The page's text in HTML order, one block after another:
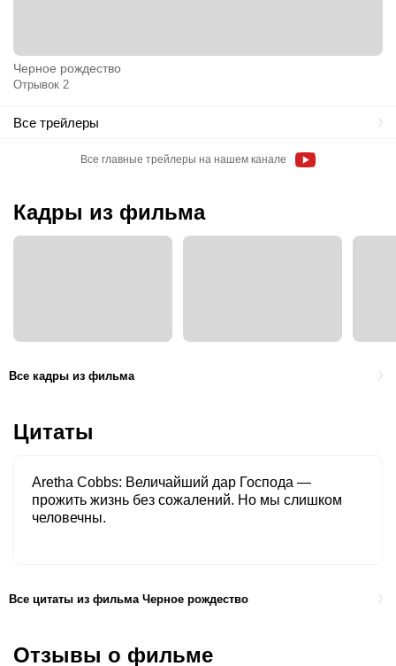
Черное рождество
Отрывок 2
Все трейлеры
Все главные трейлеры на нашем канале
Кадры из фильма
Все кадры из фильма
Цитаты
Aretha Cobbs Величайший дар Господа —
прожить жизнь без сожалений. Но мы слишком
человечны.
Все цитаты из фильма Черное рождество
Отзывы о фильме